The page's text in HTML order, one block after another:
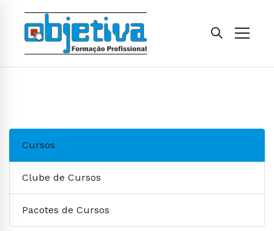
Cursos
Clube de Cursos
Pacotes de Cursos